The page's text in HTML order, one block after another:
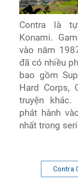
Contra là
Konami.
vào năm
đã có nhiều
bao gồm
Hard Corps,
truyện khác.
phát hành
nhất trong
Contra